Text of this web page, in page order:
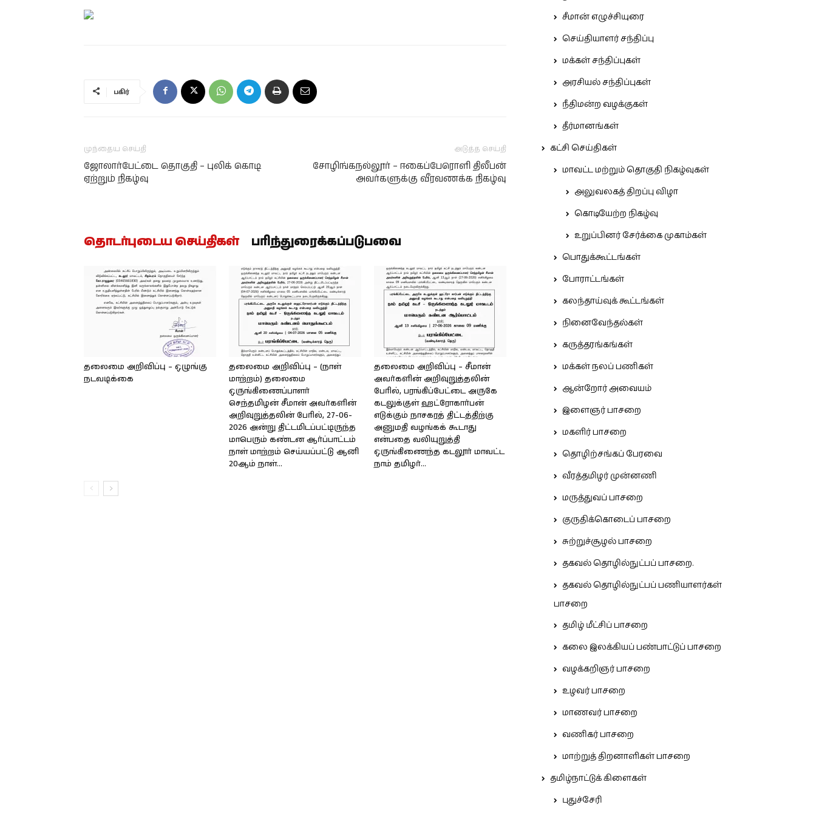
பகிர்
முந்தைய செய்தி
ஜோலார்பேட்டை தொகுதி – புலிக் கொடி
ஏற்றும் நிகழ்வு
அடுத்த செய்தி
சோழிங்கநல்லூர் – ஈகைப்பேரொளி திலீபன்
அவர்களுக்கு வீரவணக்க நிகழ்வு
தொடர்புடைய செய்திகள் பரிந்துரைக்கப்படுபவை
தலைமை அறிவிப்பு – ஒழுங்கு
நடவடிக்கை
தலைமை அறிவிப்பு – (நாள்
மாற்றம்) தலைமை
ஒருங்கிணைப்பாளர்
செந்தமிழன் சீமான் அவர்களின்
அறிவுறுத்தலின் பேரில், 27-06-
2026 அன்று திட்டமிடப்பட்டிருந்த
மாபெரும் கண்டன ஆர்ப்பாட்டம்
நாள் மாற்றம் செய்யப்பட்டு ஆனி
20ஆம் நாள்...
தலைமை அறிவிப்பு – சீமான்
அவர்களின் அறிவுறுத்தலின்
பேரில், பரங்கிப்பேட்டை அருகே
கடலுக்குள் ஹட்ரோகார்பன்
எடுக்கும் நாசகரத் திட்டத்திற்கு
அனுமதி வழங்கக் கூடாது
என்பதை வலியுறுத்தி
ஒருங்கிணைந்த கடலூர் மாவட்ட
நாம் தமிழர்...
சீமான் எழுச்சியுரை
செய்தியாளர் சந்திப்பு
மக்கள் சந்திப்புகள்
அரசியல் சந்திப்புகள்
நீதிமன்ற வழக்குகள்
தீர்மானங்கள்
கட்சி செய்திகள்
மாவட்ட மற்றும் தொகுதி நிகழ்வுகள்
அலுவலகத் திறப்பு விழா
கொடியேற்ற நிகழ்வு
உறுப்பினர் சேர்க்கை முகாம்கள்
பொதுக்கூட்டங்கள்
போராட்டங்கள்
கலந்தாய்வுக் கூட்டங்கள்
நினைவேந்தல்கள்
கருத்தரங்கங்கள்
மக்கள் நலப் பணிகள்
ஆன்றோர் அவையம்
இளைஞர் பாசறை
மகளிர் பாசறை
தொழிற்சங்கப் பேரவை
வீரத்தமிழர் முன்னணி
மருத்துவப் பாசறை
குருதிக்கொடைப் பாசறை
சுற்றுச்சூழல் பாசறை
தகவல் தொழில்நுட்பப் பாசறை.
தகவல் தொழில்நுட்பப் பணியாளர்கள்
பாசறை
தமிழ் மீட்சிப் பாசறை
கலை இலக்கியப் பண்பாட்டுப் பாசறை
வழக்கறிஞர் பாசறை
உழவர் பாசறை
மாணவர் பாசறை
வணிகர் பாசறை
மாற்றுத் திறனாளிகள் பாசறை
தமிழ்நாட்டுக் கிளைகள்
புதுச்சேரி